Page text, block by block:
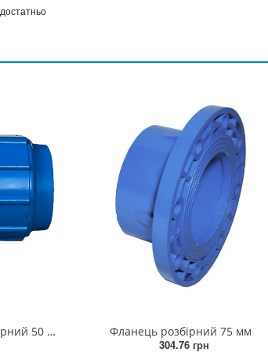
достатньо
Голендер подвійний розбірний 50 мм
Фланець розбірний 75 мм
304.76 грн